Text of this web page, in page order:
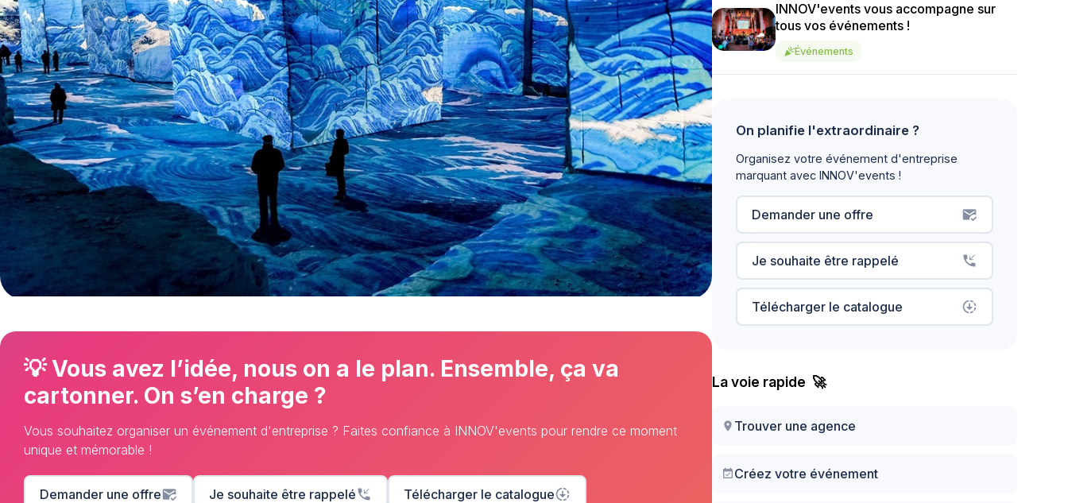
💡 Vous avez l’idée, nous on a le plan. Ensemble, ça va
cartonner. On s’en charge ?
Vous souhaitez organiser un événement d'entreprise ? Faites confiance à INNOV'events pour rendre ce moment
unique et mémorable !
Demander une offremark_email_read Je souhaite être rappeléphone_callback Télécharger le cataloguedownloading
INNOV'events vous accompagne sur
tous vos événements !
celebrationÉvénements
On planifie l'extraordinaire ?
Organisez votre événement d'entreprise
marquant avec INNOV'events !
Demander une offre mark_email_read
Je souhaite être rappelé phone_callback
Télécharger le catalogue downloading
La voie rapide 🚀
location_on Trouver une agence
event_availableCréez votre événement